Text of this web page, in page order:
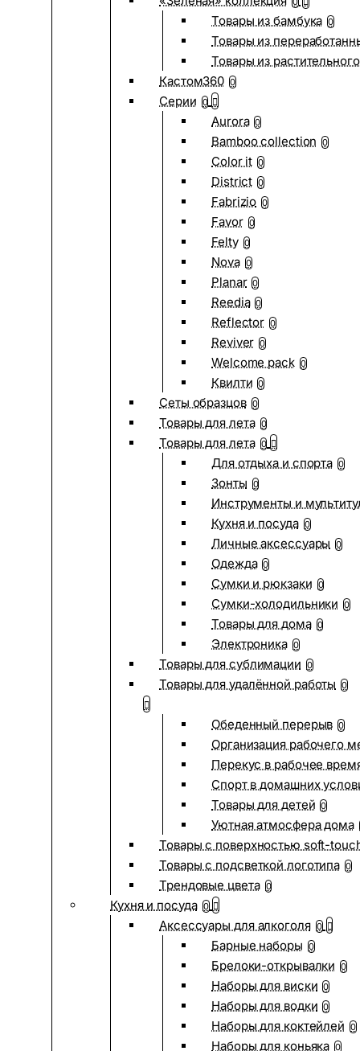
Товары из бамбука 0
Товары из
Товары из
Кастом360 0
Серии 0
Aurora 0
Bamboo collection 0
Color it 0
District 0
Fabrizio 0
Favor 0
Felty 0
Nova 0
Planar 0
Reedia 0
Reflector 0
Reviver 0
Welcome pack 0
Квилти 0
Сеты образцов 0
Товары для лета 0
Товары для лета 0
Для отдыха и спорта 0
Зонты 0
Инструменты и
Кухня и посуда 0
Личные аксессуары 0
Одежда 0
Сумки и рюкзаки 0
Сумки-холодильники 0
Товары для дома 0
Электроника 0
Товары для сублимации 0
Товары для удалённой работы 0
Обеденный перерыв 0
Организация рабочего
Перекус в рабочее
Спорт в домашних
Товары для детей 0
Уютная атмосфера дома
Товары с поверхностью soft-
Товары с подсветкой логотипа 0
Трендовые цвета 0
Кухня и посуда 0
Аксессуары для алкоголя 0
Барные наборы 0
Брелоки-открывалки 0
Наборы для виски 0
Наборы для водки 0
Наборы для коктейлей 0
Наборы для коньяка 0